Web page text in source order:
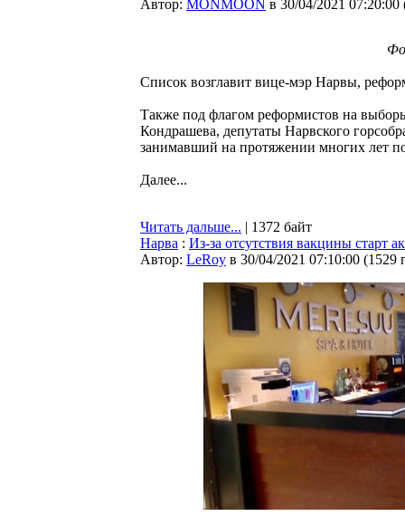
Автор: MONMOON в 30/04/2021 07:20:00
Список возглавит вице-мэр Нарвы,
Также под флагом реформистов на
Кондрашева, депутаты Нарвского
занимавший на протяжении многих лет
Далее...
Читать дальше... | 1372 байт
Нарва : Из-за отсутствия вакцины старт
Автор: LeRoy в 30/04/2021 07:10:00 (1529